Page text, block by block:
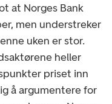
at Norges Bank
men understreker
uken er stor.
heller
priset inn
å argumentere for